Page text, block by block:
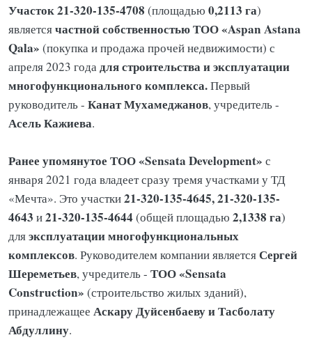
Участок 21-320-135-4708 (площадью 0,2113 га)
являетсячастной собственностью ТОО «Aspan Astana
Qala» (покупка и продажа прочей недвижимости) с
апреля 2023 года для строительства и эксплуатации
многофункционального комплекса.Первый
руководитель - Канат Мухамеджанов, учредитель -
Асель Кажиева.
Ранее упомянутое ТОО «Sensata Development» с
января 2021 года владеет сразу тремя участками у ТД
«Мечта». Это участки21-320-135-4645, 21-320-135-
4643 и21-320-135-4644(общей площадью 2,1338 га)
дляэксплуатации многофункциональных
комплексов. Руководителем компании являетсяСергей
Шереметьев, учредитель - ТОО «Sensata
Construction» (строительство жилых зданий),
принадлежащее Аскару Дуйсенбаеву и Тасболату
Абдуллину.